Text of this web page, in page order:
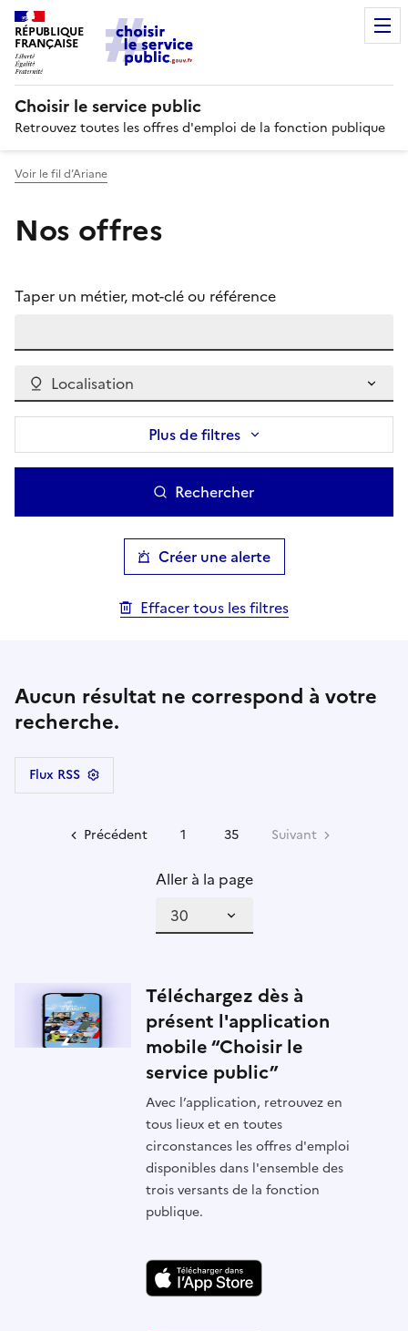
RÉPUBLIQUE
FRANÇAISE
Choisir le service public
Retrouvez toutes les offres d'emploi de la fonction publique
Voir le fil d’Ariane
Nos offres
Taper un métier, mot-clé ou référence
Localisation
Plus de filtres
Rechercher
Créer une alerte
Effacer tous les filtres
Aucun résultat ne correspond à votre
recherche.
Flux RSS
Précédent 1 35 Suivant
Aller à la page
Téléchargez dès à
présent l'application
mobile “Choisir le
service public”
Avec l’application, retrouvez en
tous lieux et en toutes
circonstances les offres d'emploi
disponibles dans l'ensemble des
trois versants de la fonction
publique.